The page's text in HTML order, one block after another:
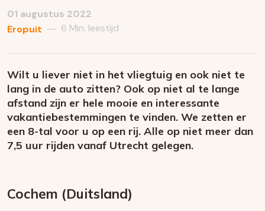
01 augustus 2022
Eropuit — 6 Min. leestijd
Wilt u liever niet in het vliegtuig en ook niet te
lang in de auto zitten? Ook op niet al te lange
afstand zijn er hele mooie en interessante
vakantiebestemmingen te vinden. We zetten er
een 8-tal voor u op een rij. Alle op niet meer dan
7,5 uur rijden vanaf Utrecht gelegen.
Cochem (Duitsland)